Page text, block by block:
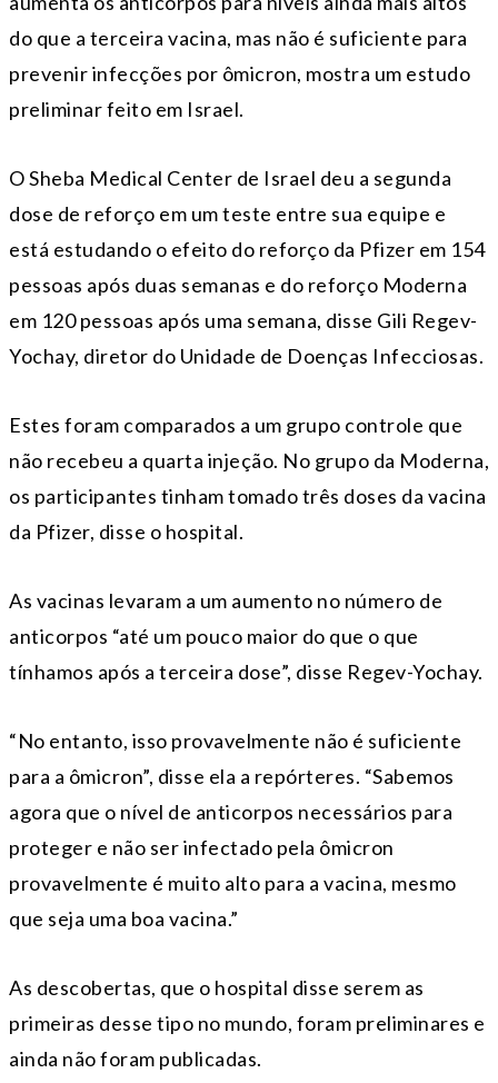
do que a terceira vacina, mas não é suficiente para
prevenir infecções por ômicron, mostra um estudo
preliminar feito em Israel.
O Sheba Medical Center de Israel deu a segunda
dose de reforço em um teste entre sua equipe e
está estudando o efeito do reforço da Pfizer em 154
pessoas após duas semanas e do reforço Moderna
em 120 pessoas após uma semana, disse Gili Regev-
Yochay, diretor do Unidade de Doenças Infecciosas.
Estes foram comparados a um grupo controle que
não recebeu a quarta injeção. No grupo da Moderna,
os participantes tinham tomado três doses da vacina
da Pfizer, disse o hospital.
As vacinas levaram a um aumento no número de
anticorpos “até um pouco maior do que o que
tínhamos após a terceira dose”, disse Regev-Yochay.
“No entanto, isso provavelmente não é suficiente
para a ômicron”, disse ela a repórteres. “Sabemos
agora que o nível de anticorpos necessários para
proteger e não ser infectado pela ômicron
provavelmente é muito alto para a vacina, mesmo
que seja uma boa vacina.”
As descobertas, que o hospital disse serem as
primeiras desse tipo no mundo, foram preliminares e
ainda não foram publicadas.